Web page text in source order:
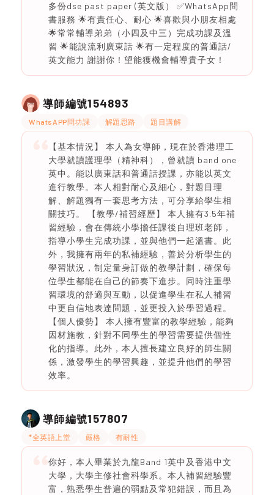
多份dse past paper (英文版） ✅WhatsApp問
書服務 🌟有責任心、耐心 🌟喜歡與小朋友相處
🌟常常輔導弟弟（小四及中三）完成功課及溫
習 🌟能說流利廣東話 🌟有一定程度的普通話/
英文能力 謝謝你！望能獲機會輔導貴子女！
導師編號154893
WhatsAPP問功課 解題思路 題目講解
【基本情況】 本人為女導師，現在於香港理工
大學就讀護理學（精神科），曾就讀 band one
英中。能以廣東話和普通話授課，亦能以英文
進行教學。本人相對耐心及細心，對題目理
解、解題獨有一套思考方法，可分享給學生相
關技巧。 【教學/補習經歷】 本人擁有3.5年補
習經驗，會在傳統小學擔任課後自理班老師，
指導小學生完成功課，並與他們一起溫書。此
外，我擁有兩年的私補經驗，善於分析學生的
學習狀況，制定量身訂做的教學計劃，確保每
位學生都能在自己的節奏下進步。同時注重學
習環境的舒適與互動，以促進學生在私人補習
中更自信地表達問題，並更投入於學習過程。
【個人優勢】 本人擁有豐富的教學經驗，能夠
因材施教，針對不同學生的學習需要提供個性
化的指導。此外，本人擅長建立良好的師生關
係，激發學生的學習興趣，並提升他們的學習
效率。
導師編號157807
*全英語上堂 嚴格 有耐性
你好，本人畢業於九龍Band 1英中及香港中文
大學，大學主修社會科學系。本人補習經驗豐
富，熟悉學生普遍的弱點及常犯錯誤，而且為